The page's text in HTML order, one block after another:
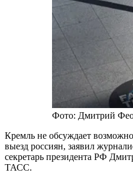
Фото: Дмитрий
Кремль не обсуждает
выезд россиян, заявил
секретарь президента РФ
ТАСС.